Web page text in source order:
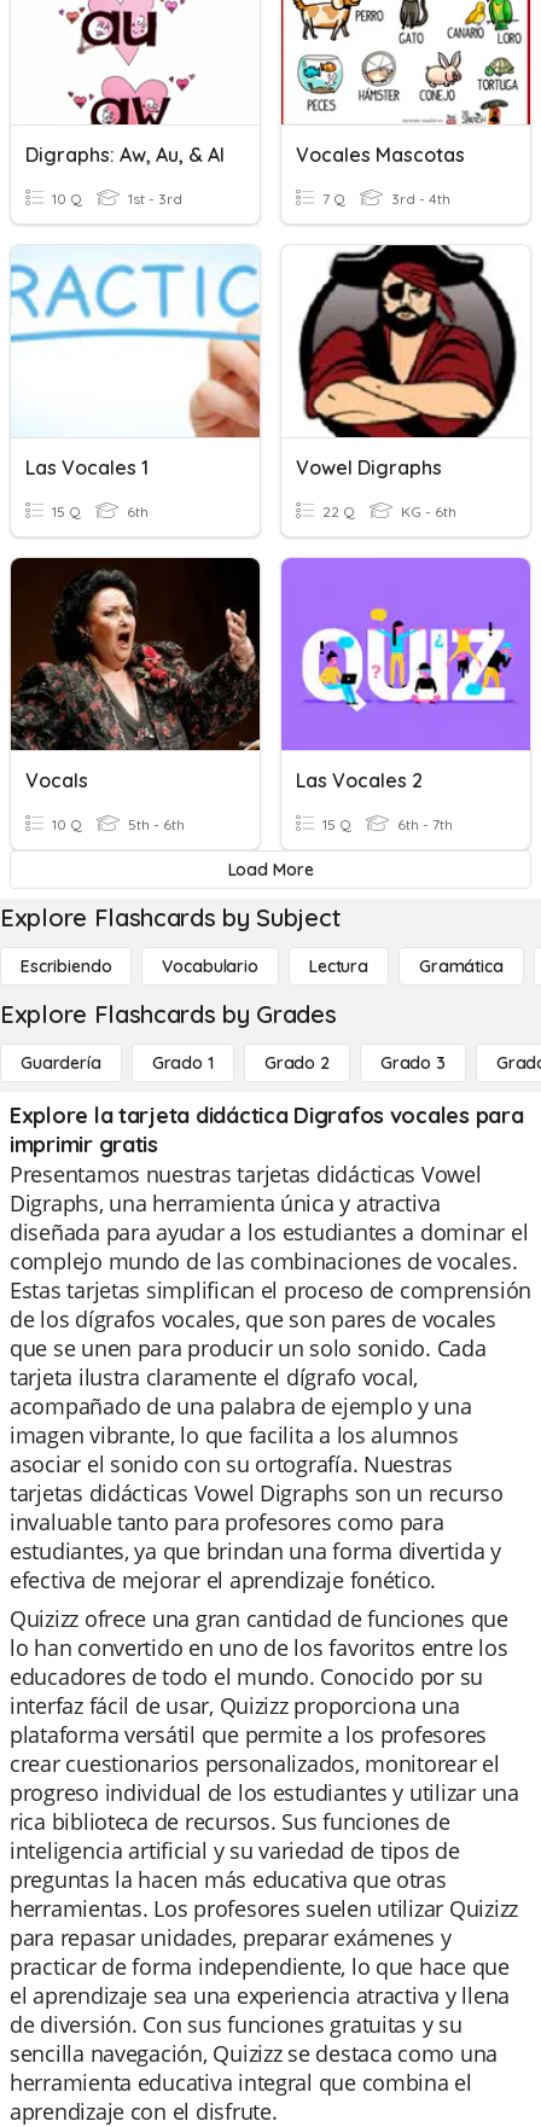
Digraphs: Aw, Au, & Al
10 Q 1st - 3rd
Vocales Mascotas
7 Q 3rd - 4th
Las Vocales 1
15 Q 6th
Vowel Digraphs
22 Q KG - 6th
Vocals
10 Q 5th - 6th
Las Vocales 2
15 Q 6th - 7th
Load More
Explore Flashcards by Subject
Escribiendo Vocabulario Lectura Gramática
Explore Flashcards by Grades
Guardería Grado 1 Grado 2 Grado 3
Explore la tarjeta didáctica Digrafos vocales para
imprimir gratis
Presentamos nuestras tarjetas didácticas Vowel
Digraphs, una herramienta única y atractiva
diseñada para ayudar a los estudiantes a dominar el
complejo mundo de las combinaciones de vocales.
Estas tarjetas simplifican el proceso de comprensión
de los dígrafos vocales, que son pares de vocales
que se unen para producir un solo sonido. Cada
tarjeta ilustra claramente el dígrafo vocal,
acompañado de una palabra de ejemplo y una
imagen vibrante, lo que facilita a los alumnos
asociar el sonido con su ortografía. Nuestras
tarjetas didácticas Vowel Digraphs son un recurso
invaluable tanto para profesores como para
estudiantes, ya que brindan una forma divertida y
efectiva de mejorar el aprendizaje fonético.
Quizizz ofrece una gran cantidad de funciones que
lo han convertido en uno de los favoritos entre los
educadores de todo el mundo. Conocido por su
interfaz fácil de usar, Quizizz proporciona una
plataforma versátil que permite a los profesores
crear cuestionarios personalizados, monitorear el
progreso individual de los estudiantes y utilizar una
rica biblioteca de recursos. Sus funciones de
inteligencia artificial y su variedad de tipos de
preguntas la hacen más educativa que otras
herramientas. Los profesores suelen utilizar Quizizz
para repasar unidades, preparar exámenes y
practicar de forma independiente, lo que hace que
el aprendizaje sea una experiencia atractiva y llena
de diversión. Con sus funciones gratuitas y su
sencilla navegación, Quizizz se destaca como una
herramienta educativa integral que combina el
aprendizaje con el disfrute.